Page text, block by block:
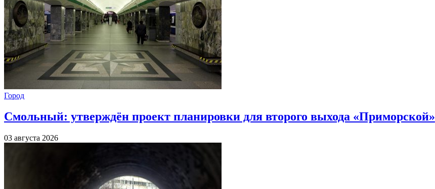
Город
Смольный: утверждён проект планировки для второго выхода «Приморской»
03 августа 2026